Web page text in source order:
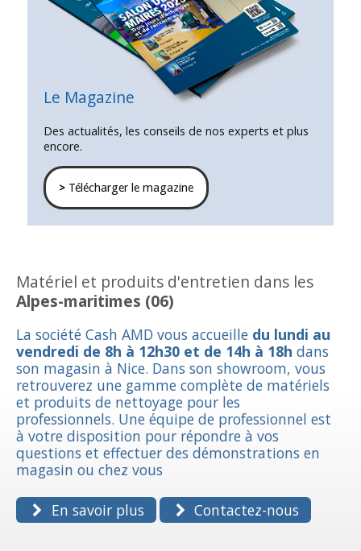
Le Magazine
Des actualités, les conseils de nos experts et plus
encore.
>Télécharger le magazine
Matériel et produits d'entretien dans les
Alpes-maritimes (06)
La société Cash AMD vous accueille du lundi au
vendredi de 8h à 12h30 et de 14h à 18h dans
son magasin à Nice. Dans son showroom, vous
retrouverez une gamme complète de matériels
et produits de nettoyage pour les
professionnels. Une équipe de professionnel est
à votre disposition pour répondre à vos
questions et effectuer des démonstrations en
magasin ou chez vous
En savoir plus Contactez-nous